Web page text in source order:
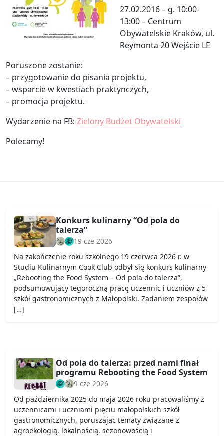
27.02.2016 – g. 10:00-
13:00 – Centrum
Obywatelskie Kraków, ul.
Reymonta 20 Wejście LE
Poruszone zostanie:
– przygotowanie do pisania projektu,
– wsparcie w kwestiach praktynczych,
– promocja projektu.
Wydarzenie na FB: Zielony Budżet Obywatelski
Polecamy!
Konkurs kulinarny “Od pola do
talerza”
19 cze 2026
Na zakończenie roku szkolnego 19 czerwca 2026 r. w
Studiu Kulinarnym Cook Club odbył się konkurs kulinarny
„Rebooting the Food System – Od pola do talerza”,
podsumowujący tegoroczną pracę uczennic i uczniów z 5
szkół gastronomicznych z Małopolski. Zadaniem zespołów
[…]
Od pola do talerza: przed nami finał
programu Rebooting the Food System
9 cze 2026
Od października 2025 do maja 2026 roku pracowaliśmy z
uczennicami i uczniami pięciu małopolskich szkół
gastronomicznych, poruszając tematy związane z
agroekologią, lokalnością, sezonowością i